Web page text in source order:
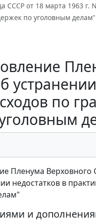
СССР от 18 марта 1963
по уголовным
по
Пленума Верховного
недостатков в
и